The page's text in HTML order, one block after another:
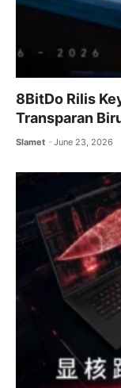
8BitDo Rilis
Transparan
Slamet June 23, 2026